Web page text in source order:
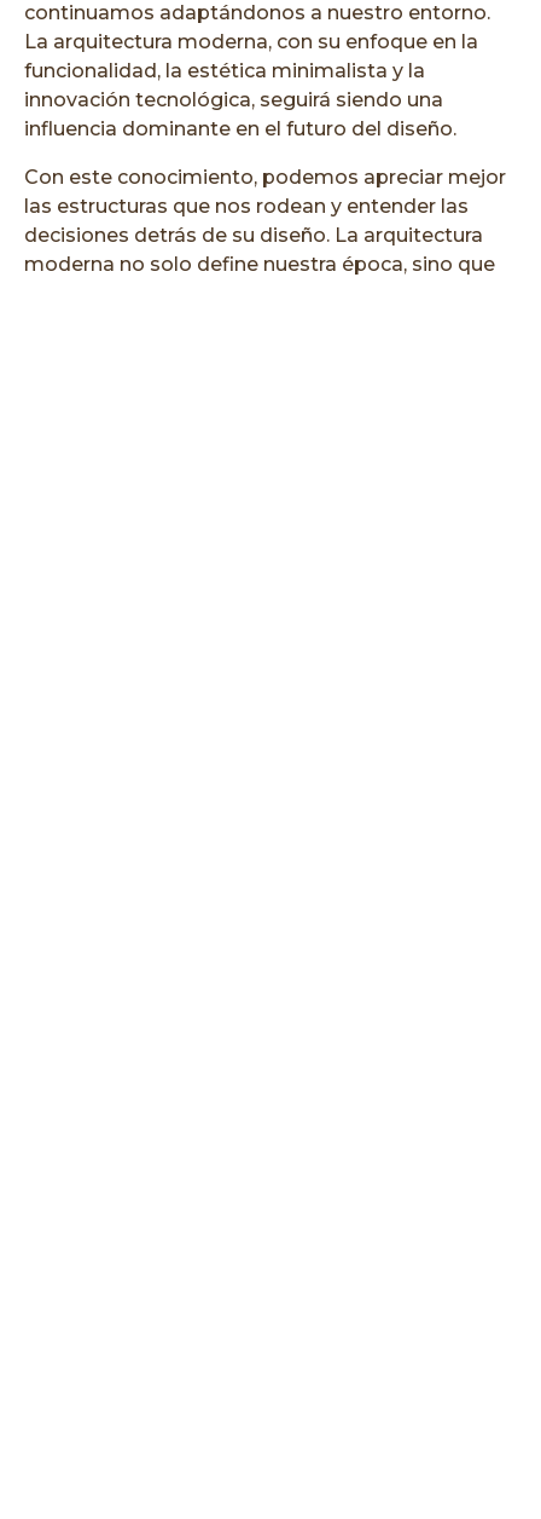
continuamos adaptándonos a nuestro entorno.
La arquitectura moderna, con su enfoque en la
funcionalidad, la estética minimalista y la
innovación tecnológica, seguirá siendo una
influencia dominante en el futuro del diseño.
Con este conocimiento, podemos apreciar mejor
las estructuras que nos rodean y entender las
decisiones detrás de su diseño. La arquitectura
moderna no solo define nuestra época, sino que